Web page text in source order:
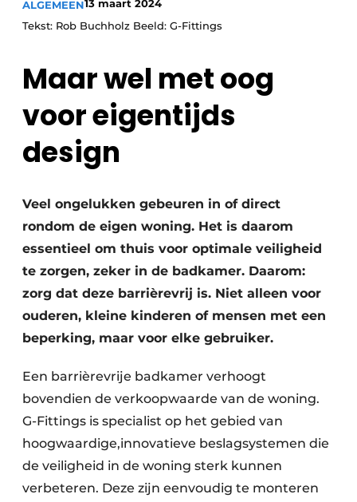
Vacature aanmelden
ALGEMEEN13 maart 2024
Tekst: Rob Buchholz Beeld: G-Fittings
Maar wel met oog
voor eigentijds
design
Veel ongelukken gebeuren in of direct
rondom de eigen woning. Het is daarom
essentieel om thuis voor optimale veiligheid
te zorgen, zeker in de badkamer. Daarom:
zorg dat deze barrièrevrij is. Niet alleen voor
ouderen, kleine kinderen of mensen met een
beperking, maar voor elke gebruiker.
Een barrièrevrije badkamer verhoogt
bovendien de verkoopwaarde van de woning.
G-Fittings is specialist op het gebied van
hoogwaardige,innovatieve beslagsystemen die
de veiligheid in de woning sterk kunnen
verbeteren. Deze zijn eenvoudig te monteren